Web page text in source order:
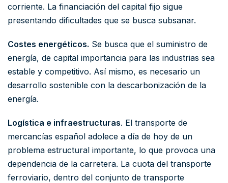
corriente. La financiación del capital fijo sigue
presentando dificultades que se busca subsanar.
Costes energéticos. Se busca que el suministro de
energía, de capital importancia para las industrias sea
estable y competitivo. Así mismo, es necesario un
desarrollo sostenible con la descarbonización de la
energía.
Logística e infraestructuras. El transporte de
mercancías español adolece a día de hoy de un
problema estructural importante, lo que provoca una
dependencia de la carretera. La cuota del transporte
ferroviario, dentro del conjunto de transporte